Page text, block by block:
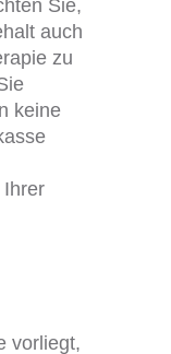
Sie,
auch
zu
keine
Ihrer
vorliegt,